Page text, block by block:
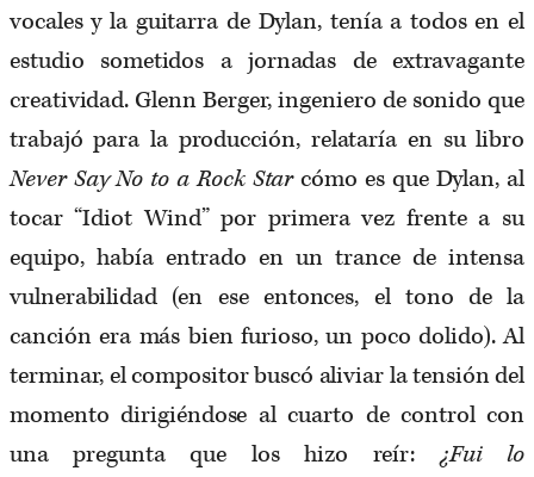
vocales y la guitarra de Dylan, tenía a todos en el
estudio sometidos a jornadas de extravagante
creatividad. Glenn Berger, ingeniero de sonido que
trabajó para la producción, relataría en su libro
Never Say No to a Rock Starcómo es que Dylan, al
tocar “Idiot Wind” por primera vez frente a su
equipo, había entrado en un trance de intensa
vulnerabilidad (en ese entonces, el tono de la
canción era más bien furioso, un poco dolido). Al
terminar, el compositor buscó aliviar la tensión del
momento dirigiéndose al cuarto de control con
una pregunta que los hizo reír:¿Fui lo